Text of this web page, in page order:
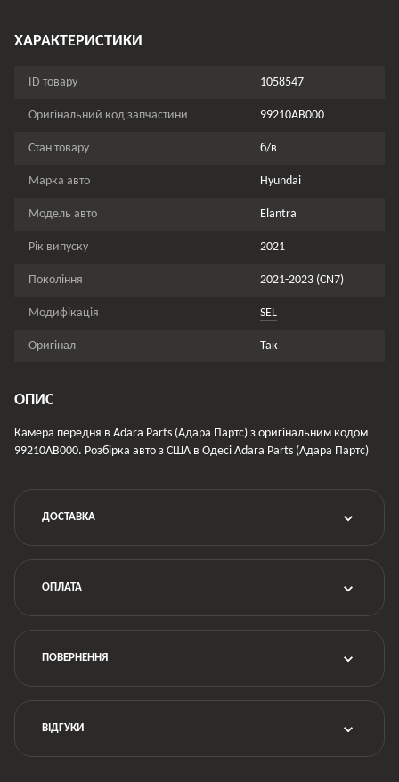
ХАРАКТЕРИСТИКИ
ID товару 1058547
Оригінальний код запчастини 99210AB000
Стан товару б/в
Марка авто Hyundai
Модель авто Elantra
Рік випуску 2021
Покоління 2021-2023 (CN7)
Модифікація SEL
Оригінал Так
ОПИС
Камера передня в Adara Parts (Адара Партс) з оригінальним кодом
99210AB000. Розбірка авто з США в Одесі Adara Parts (Адара Партс)
ДОСТАВКА
ОПЛАТА
ПОВЕРНЕННЯ
ВІДГУКИ